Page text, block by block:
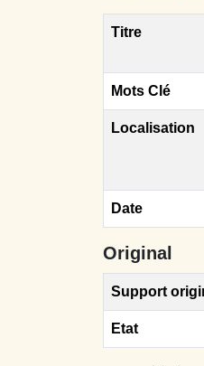
Titre
Mots Clé
Localisation
Date
Original
Support
Etat